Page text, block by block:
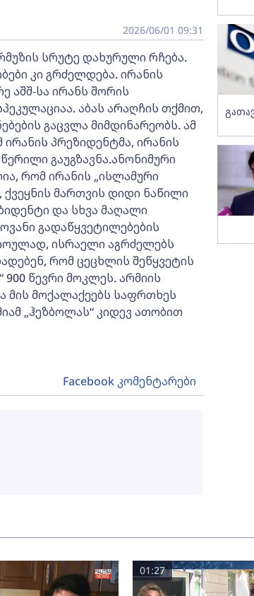
2026/06/01 09:31
სრუტე დახურული რჩება.
კი გრძელდება. ირანის
აშშ-სა ირანს შორის
აბას არაღჩის თქმით,
გაცვლა მიმდინარეობს. ამ
პრეზიდენტმა, ირანის
გაუგზავნა.ანონიმური
რომ ირანის „ისლამური
მართვის დიდი ნაწილი
და სხვა მაღალი
გადაწყვეტილებების
ისრაელი აგრძელებს
რომ ცეცხლის შეწყვეტის
900 წევრი მოკლეს. არმიის
მის მოქალაქეებს საფრთხეს
„ჰეზბოლას“ კიდევ ათობით
01:27
Facebook კომენტარები